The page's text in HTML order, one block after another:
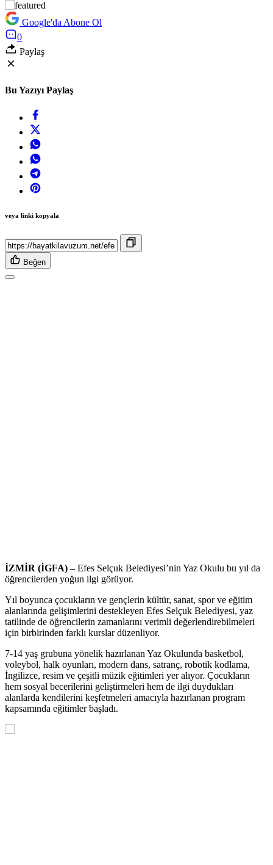
Google'da Abone Ol
0
Paylaş
Bu Yazıyı Paylaş
veya linki kopyala
Beğen
İZMİR (İGFA) –Efes Selçuk Belediyesi’nin Yaz Okulu bu yıl da
öğrencilerden yoğun ilgi görüyor.
Yıl boyunca çocukların ve gençlerin kültür, sanat, spor ve eğitim
alanlarında gelişimlerini destekleyen Efes Selçuk Belediyesi, yaz
tatilinde de öğrencilerin zamanlarını verimli değerlendirebilmeleri
için birbirinden farklı kurslar düzenliyor.
7-14 yaş grubuna yönelik hazırlanan Yaz Okulunda basketbol,
voleybol, halk oyunları, modern dans, satranç, robotik kodlama,
İngilizce, resim ve çeşitli müzik eğitimleri yer alıyor. Çocukların
hem sosyal becerilerini geliştirmeleri hem de ilgi duydukları
alanlarda kendilerini keşfetmeleri amacıyla hazırlanan program
kapsamında eğitimler başladı.